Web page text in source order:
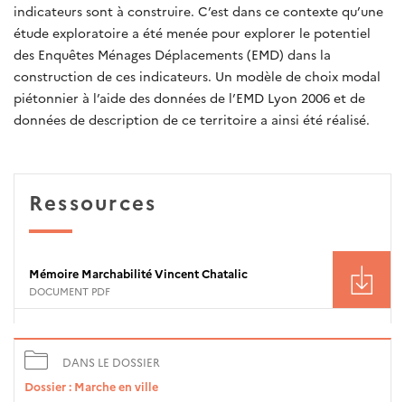
indicateurs sont à construire. C’est dans ce contexte qu’une
étude exploratoire a été menée pour explorer le potentiel
des Enquêtes Ménages Déplacements (EMD) dans la
construction de ces indicateurs. Un modèle de choix modal
piétonnier à l’aide des données de l’EMD Lyon 2006 et de
données de description de ce territoire a ainsi été réalisé.
Ressources
Mémoire Marchabilité Vincent Chatalic
DOCUMENT PDF
DANS LE DOSSIER
Dossier : Marche en ville